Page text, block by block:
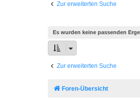
Zur erweiterten Suche
Es wurden keine passenden
Zur erweiterten Suche
Foren-Übersicht